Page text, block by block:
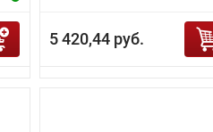
5 420,44 руб.